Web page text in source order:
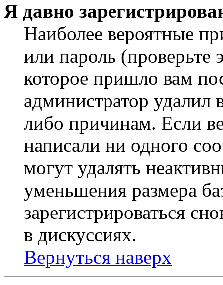
Я давно
Наиболее вероятные
или пароль (проверьте
которое пришло вам
администратор
либо причинам. Если
написали ни одного
могут удалять
уменьшения размера
зарегистрироваться
в дискуссиях.
Вернуться наверх